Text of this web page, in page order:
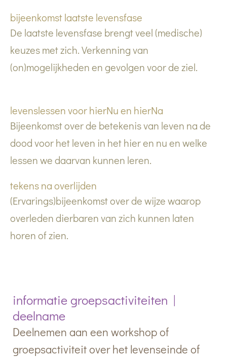
bijeenkomst laatste levensfase
De laatste levensfase brengt veel (medische)
keuzes met zich. Verkenning van
(on)mogelijkheden en gevolgen voor de ziel.
levenslessen voor hierNu en hierNa
Bijeenkomst over de betekenis van leven na de
dood voor het leven in het hier en nu en welke
lessen we daarvan kunnen leren.
tekens na overlijden
(Ervarings)bijeenkomst over de wijze waarop
overleden dierbaren van zich kunnen laten
horen of zien.
informatie groepsactiviteiten |
deelname
Deelnemen aan een workshop of
groepsactiviteit over het levenseinde of